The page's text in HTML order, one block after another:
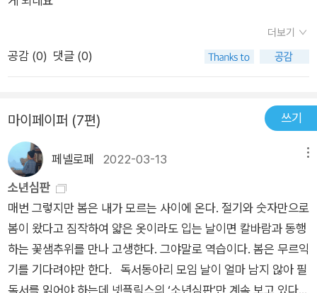
더보기
공감 (0) 댓글 (0)
마이페이퍼 (7편) 쓰기
페넬로페 2022-03-13
소년심판
매번 그렇지만 봄은 내가 모르는 사이에 온다. 절기와 숫자만으로
봄이 왔다고 짐작하여 얇은 옷이라도 입는 날이면 칼바람과 동행
하는 꽃샘추위를 만나 고생한다. 그야말로 역습이다. 봄은 무르익
기를 기다려야만 한다. 독서동아리 모임 날이 얼마 남지 않아 필
독서를 읽어야 하는데 넷플릭스의 ‘소년심판’만 계속 보고 있다.